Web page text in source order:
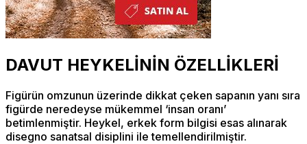
DAVUT HEYKELİNİN ÖZELLİKLERİ
Figürün omzunun üzerinde dikkat çeken sapanın yanı sıra
figürde neredeyse mükemmel ‘insan oranı’
betimlenmiştir. Heykel, erkek form bilgisi esas alınarak
disegno sanatsal disiplini ile temellendirilmiştir.